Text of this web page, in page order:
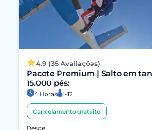
4.9 (35 Avaliações)
Pacote Premium | Salto em
15.000 pés:
4 Horas 1-12
Cancelamento gratuito
Desde